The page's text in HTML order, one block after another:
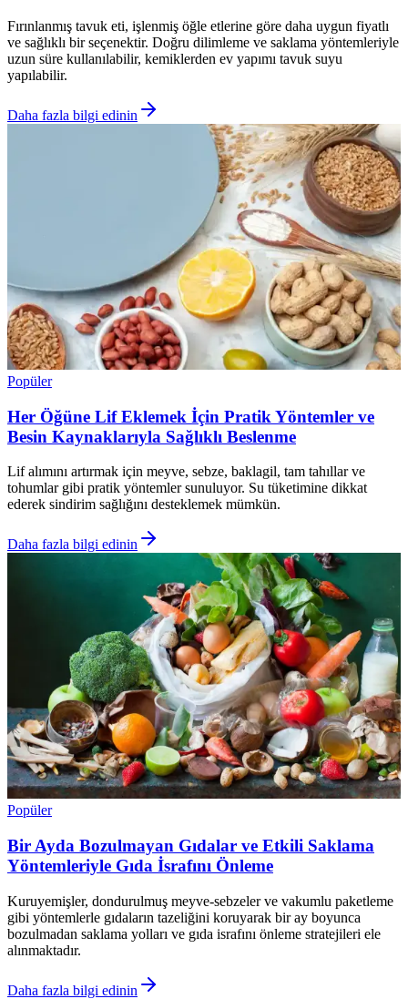
Fırınlanmış tavuk eti, işlenmiş öğle etlerine göre daha uygun fiyatlı
ve sağlıklı bir seçenektir. Doğru dilimleme ve saklama yöntemleriyle
uzun süre kullanılabilir, kemiklerden ev yapımı tavuk suyu
yapılabilir.
Daha fazla bilgi edinin
Popüler
Her Öğüne Lif Eklemek İçin Pratik Yöntemler ve
Besin Kaynaklarıyla Sağlıklı Beslenme
Lif alımını artırmak için meyve, sebze, baklagil, tam tahıllar ve
tohumlar gibi pratik yöntemler sunuluyor. Su tüketimine dikkat
ederek sindirim sağlığını desteklemek mümkün.
Daha fazla bilgi edinin
Popüler
Bir Ayda Bozulmayan Gıdalar ve Etkili Saklama
Yöntemleriyle Gıda İsrafını Önleme
Kuruyemişler, dondurulmuş meyve-sebzeler ve vakumlu paketleme
gibi yöntemlerle gıdaların tazeliğini koruyarak bir ay boyunca
bozulmadan saklama yolları ve gıda israfını önleme stratejileri ele
alınmaktadır.
Daha fazla bilgi edinin